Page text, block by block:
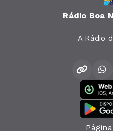
Rádio Boa
A Rádio